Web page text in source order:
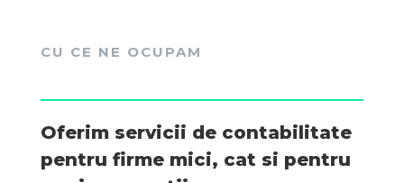
CU CE NE OCUPAM
Oferim servicii de contabilitate
pentru firme mici, cat si pentru